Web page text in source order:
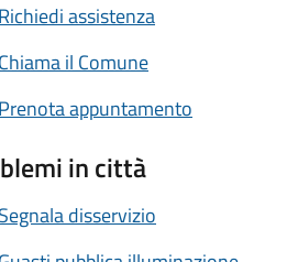
assistenza
il Comune
appuntamento
in città
disservizio